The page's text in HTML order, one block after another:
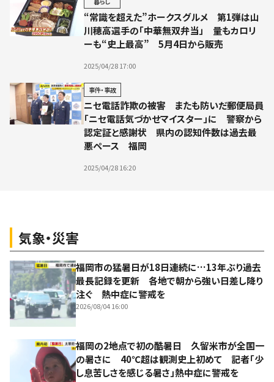
“常識を超えた”ホークスグルメ 第1弾は山
川穂高選手の「中華無双弁当」 量もカロリ
ーも“史上最高” 5月4日から販売
2025/04/28 17:00
事件・事故
ニセ電話詐欺の被害 またも防いだ郵便局員
「ニセ電話気づかせマイスター」に 警察から
認定証と感謝状 県内の認知件数は過去最
悪ペース 福岡
2025/04/28 16:20
気象・災害
福岡市の猛暑日が18日連続に…13年ぶり過去
最長記録を更新 各地で朝から強い日差し降り
注ぐ 熱中症に警戒を
2026/08/04 16:00
福岡の2地点で初の酷暑日 久留米市が全国一
の暑さに 40℃超は観測史上初めて 記者「少
し息苦しさを感じる暑さ」熱中症に警戒を